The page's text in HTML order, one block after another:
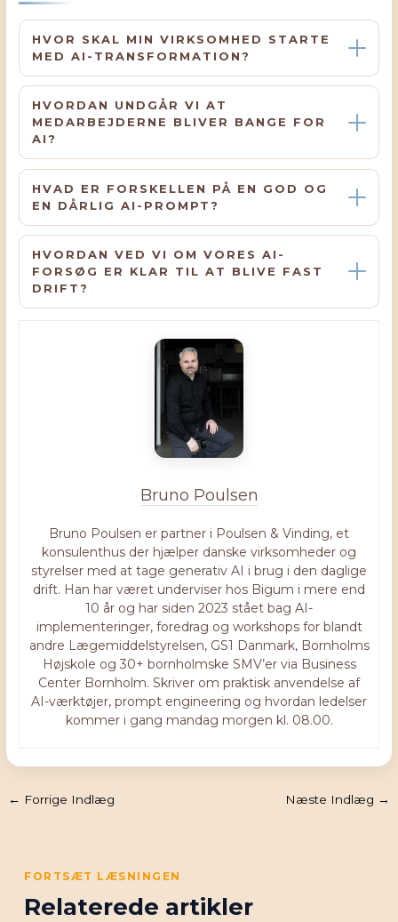
HVOR SKAL MIN VIRKSOMHED STARTE
MED AI-TRANSFORMATION?
HVORDAN UNDGÅR VI AT
MEDARBEJDERNE BLIVER BANGE FOR
AI?
HVAD ER FORSKELLEN PÅ EN GOD OG
EN DÅRLIG AI-PROMPT?
HVORDAN VED VI OM VORES AI-
FORSØG ER KLAR TIL AT BLIVE FAST
DRIFT?
Bruno Poulsen
Bruno Poulsen er partner i Poulsen & Vinding, et
konsulenthus der hjælper danske virksomheder og
styrelser med at tage generativ AI i brug i den daglige
drift. Han har været underviser hos Bigum i mere end
10 år og har siden 2023 stået bag AI-
implementeringer, foredrag og workshops for blandt
andre Lægemiddelstyrelsen, GS1 Danmark, Bornholms
Højskole og 30+ bornholmske SMV’er via Business
Center Bornholm. Skriver om praktisk anvendelse af
AI-værktøjer, prompt engineering og hvordan ledelser
kommer i gang mandag morgen kl. 08.00.
← Forrige Indlæg Næste Indlæg →
FORTSÆT LÆSNINGEN
Relaterede artikler